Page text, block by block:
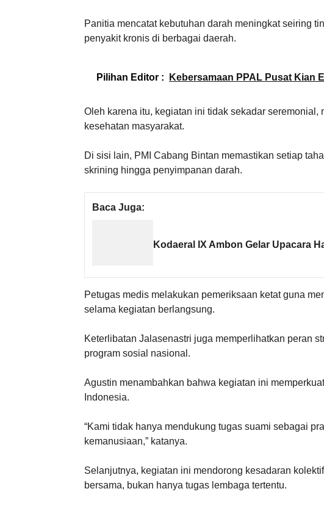
Panitia mencatat kebutuhan darah meningkat seiring
penyakit kronis di berbagai daerah.
Pilihan Editor : Kebersamaan PPAL Pusat Kian
Oleh karena itu, kegiatan ini tidak sekadar
kesehatan masyarakat.
Di sisi lain, PMI Cabang Bintan memastikan setiap
skrining hingga penyimpanan darah.
Baca Juga:
Kodaeral IX Ambon Gelar Upacara
Petugas medis melakukan pemeriksaan ketat guna
selama kegiatan berlangsung.
Keterlibatan Jalasenastri juga memperlihatkan peran
program sosial nasional.
Agustin menambahkan bahwa kegiatan ini
Indonesia.
“Kami tidak hanya mendukung tugas suami sebagai
kemanusiaan,” katanya.
Selanjutnya, kegiatan ini mendorong kesadaran
bersama, bukan hanya tugas lembaga tertentu.